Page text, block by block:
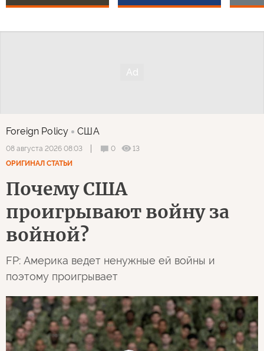
Foreign Policy США
08 августа 2026 08:03 0
13
ОРИГИНАЛ СТАТЬИ
Почему США
проигрывают войну за
войной?
FP: Америка ведет ненужные ей войны и
поэтому проигрывает